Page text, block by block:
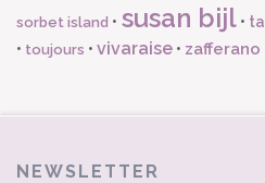
sorbet island • susan bijl•
• toujours • vivaraise • zafferano
NEWSLETTER